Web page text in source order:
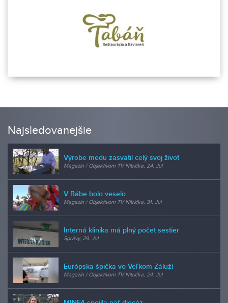
Najsledovanejšie
Výrobe medu zasvätil celý svoj život
Magazín / Objektívom TV Nitrička, 24. Jul
V Bábe bolo veselo
Magazín / Objektívom TV Nitrička, 31. Jul
Interná klinika má plný počet sestier
Správy, 29. Jul
Európska špička vo Veľkom Záluží
Magazín / Objektívom TV Nitrička, 24. Jul